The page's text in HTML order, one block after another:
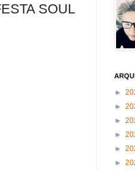
SOUL
►
►
►
►
►
►